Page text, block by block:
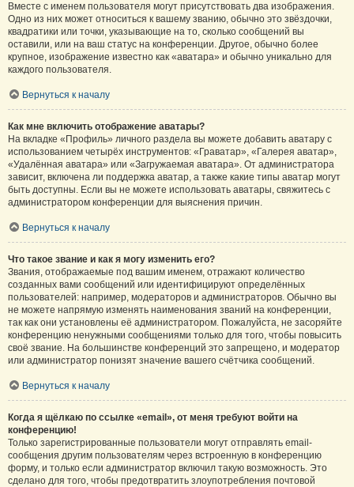
Вместе с именем пользователя могут присутствовать два изображения.
Одно из них может относиться к вашему званию, обычно это звёздочки,
квадратики или точки, указывающие на то, сколько сообщений вы
оставили, или на ваш статус на конференции. Другое, обычно более
крупное, изображение известно как «аватара» и обычно уникально для
каждого пользователя.
Вернуться к началу
Как мне включить отображение аватары?
На вкладке «Профиль» личного раздела вы можете добавить аватару с
использованием четырёх инструментов: «Граватар», «Галерея аватар»,
«Удалённая аватара» или «Загружаемая аватара». От администратора
зависит, включена ли поддержка аватар, а также какие типы аватар могут
быть доступны. Если вы не можете использовать аватары, свяжитесь с
администратором конференции для выяснения причин.
Вернуться к началу
Что такое звание и как я могу изменить его?
Звания, отображаемые под вашим именем, отражают количество
созданных вами сообщений или идентифицируют определённых
пользователей: например, модераторов и администраторов. Обычно вы
не можете напрямую изменять наименования званий на конференции,
так как они установлены её администратором. Пожалуйста, не засоряйте
конференцию ненужными сообщениями только для того, чтобы повысить
своё звание. На большинстве конференций это запрещено, и модератор
или администратор понизят значение вашего счётчика сообщений.
Вернуться к началу
Когда я щёлкаю по ссылке «email», от меня требуют войти на
конференцию!
Только зарегистрированные пользователи могут отправлять email-
сообщения другим пользователям через встроенную в конференцию
форму, и только если администратор включил такую возможность. Это
сделано для того, чтобы предотвратить злоупотребления почтовой